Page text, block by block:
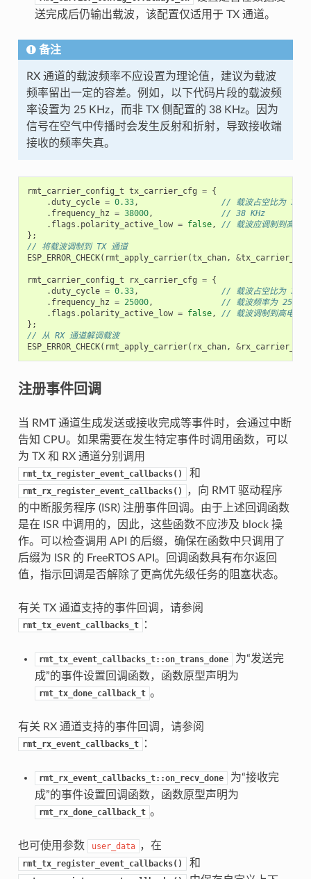
送完成后仍输出载波，该配置仅适用于 TX 通道。
备注
RX 通道的载波频率不应设置为理论值，建议为载波
频率留出一定的容差。例如，以下代码片段的载波频
率设置为 25 KHz，而非 TX 侧配置的 38 KHz。因为
信号在空气中传播时会发生反射和折射，导致接收端
接收的频率失真。
rmt_carrier_config_t tx_carrier_cfg = {
.duty_cycle = 0.33,
// 载波占空比为 33%
. frequency_hz = 38000,
// 38 KHz
. flags . polarity_active_low = false,
// 载波应调制到高电平
};
// 将载波调制到 TX 通道
ESP_ERROR_CHECK( rmt_apply_carrier(tx_chan, &tx_carrier_cfg
rmt_carrier_config_t rx_carrier_cfg = {
.duty_cycle = 0.33,
// 载波占空比为 33%
. frequency_hz = 25000,
// 载波频率为 25 KHz
. flags . polarity_active_low = false,
// 载波调制到高电平
};
// 从 RX 通道解调载波
ESP_ERROR_CHECK( rmt_apply_carrier( rx_chan, &rx_carrier_cfg
注册事件回调
当 RMT 通道生成发送或接收完成等事件时，会通过中断
告知 CPU。如果需要在发生特定事件时调用函数，可以
为 TX 和 RX 通道分别调用
rmt_tx_register_event_callbacks() 和
rmt_rx_register_event_callbacks()
，向 RMT 驱动程序
的中断服务程序 (ISR) 注册事件回调。由于上述回调函数
是在 ISR 中调用的，因此，这些函数不应涉及 block 操
作。可以检查调用 API 的后缀，确保在函数中只调用了
后缀为 ISR 的 FreeRTOS API。回调函数具有布尔返回
值，指示回调是否解除了更高优先级任务的阻塞状态。
有关 TX 通道支持的事件回调，请参阅
rmt_tx_event_callbacks_t ：
rmt_tx_event_callbacks_t::on_trans_done
为“发送完
成”的事件设置回调函数，函数原型声明为
rmt_tx_done_callback_t 。
有关 RX 通道支持的事件回调，请参阅
rmt_rx_event_callbacks_t ：
rmt_rx_event_callbacks_t::on_recv_done
为“接收完
成”的事件设置回调函数，函数原型声明为
rmt_rx_done_callback_t 。
也可使用参数 user_data ，在
rmt_tx_register_event_callbacks() 和